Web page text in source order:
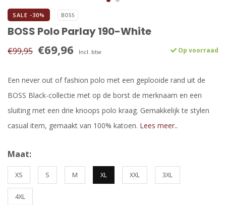
SALE -30% BOSS
BOSS Polo Parlay 190-White
€99,95 €69,96 Incl. btw Op voorraad
Een never out of fashion polo met een geplooide rand uit de
BOSS Black-collectie met op de borst de merknaam en een
sluiting met een drie knoops polo kraag. Gemakkelijk te stylen
casual item, gemaakt van 100% katoen. Lees meer..
Maat:
XS S M XL XXL 3XL
4XL